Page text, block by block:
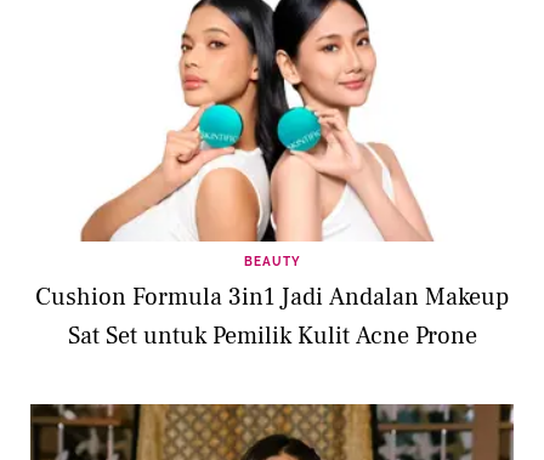
BEAUTY
Cushion Formula 3in1 Jadi Andalan Makeup
Sat Set untuk Pemilik Kulit Acne Prone